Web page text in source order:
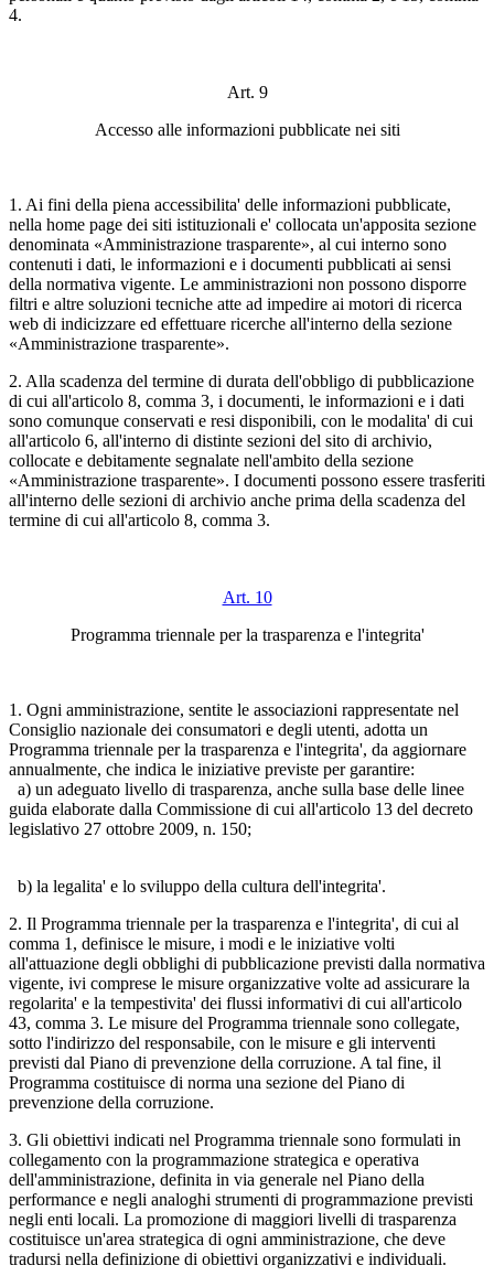
4.
Art. 9
Accesso alle informazioni pubblicate nei siti
1. Ai fini della piena accessibilita' delle informazioni pubblicate,
nella home page dei siti istituzionali e' collocata un'apposita sezione
denominata «Amministrazione trasparente», al cui interno sono
contenuti i dati, le informazioni e i documenti pubblicati ai sensi
della normativa vigente. Le amministrazioni non possono disporre
filtri e altre soluzioni tecniche atte ad impedire ai motori di ricerca
web di indicizzare ed effettuare ricerche all'interno della sezione
«Amministrazione trasparente».
2. Alla scadenza del termine di durata dell'obbligo di pubblicazione
di cui all'articolo 8, comma 3, i documenti, le informazioni e i dati
sono comunque conservati e resi disponibili, con le modalita' di cui
all'articolo 6, all'interno di distinte sezioni del sito di archivio,
collocate e debitamente segnalate nell'ambito della sezione
«Amministrazione trasparente». I documenti possono essere trasferiti
all'interno delle sezioni di archivio anche prima della scadenza del
termine di cui all'articolo 8, comma 3.
Art. 10
Programma triennale per la trasparenza e l'integrita'
1. Ogni amministrazione, sentite le associazioni rappresentate nel
Consiglio nazionale dei consumatori e degli utenti, adotta un
Programma triennale per la trasparenza e l'integrita', da aggiornare
annualmente, che indica le iniziative previste per garantire:
a) un adeguato livello di trasparenza, anche sulla base delle linee
guida elaborate dalla Commissione di cui all'articolo 13 del decreto
legislativo 27 ottobre 2009, n. 150;
b) la legalita' e lo sviluppo della cultura dell'integrita'.
2. Il Programma triennale per la trasparenza e l'integrita', di cui al
comma 1, definisce le misure, i modi e le iniziative volti
all'attuazione degli obblighi di pubblicazione previsti dalla normativa
vigente, ivi comprese le misure organizzative volte ad assicurare la
regolarita' e la tempestivita' dei flussi informativi di cui all'articolo
43, comma 3. Le misure del Programma triennale sono collegate,
sotto l'indirizzo del responsabile, con le misure e gli interventi
previsti dal Piano di prevenzione della corruzione. A tal fine, il
Programma costituisce di norma una sezione del Piano di
prevenzione della corruzione.
3. Gli obiettivi indicati nel Programma triennale sono formulati in
collegamento con la programmazione strategica e operativa
dell'amministrazione, definita in via generale nel Piano della
performance e negli analoghi strumenti di programmazione previsti
negli enti locali. La promozione di maggiori livelli di trasparenza
costituisce un'area strategica di ogni amministrazione, che deve
tradursi nella definizione di obiettivi organizzativi e individuali.